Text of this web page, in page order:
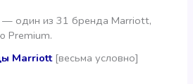
— один из 31 бренда Marriott,
Premium.
Marriott[весьма условно]